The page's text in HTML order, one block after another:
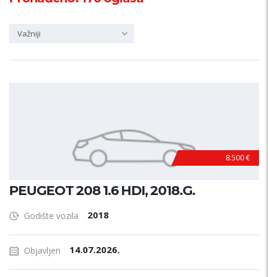
Važniji
8.500 €
PEUGEOT 208 1.6 HDI, 2018.G.
Godište vozila 2018
Objavljen 14.07.2026.